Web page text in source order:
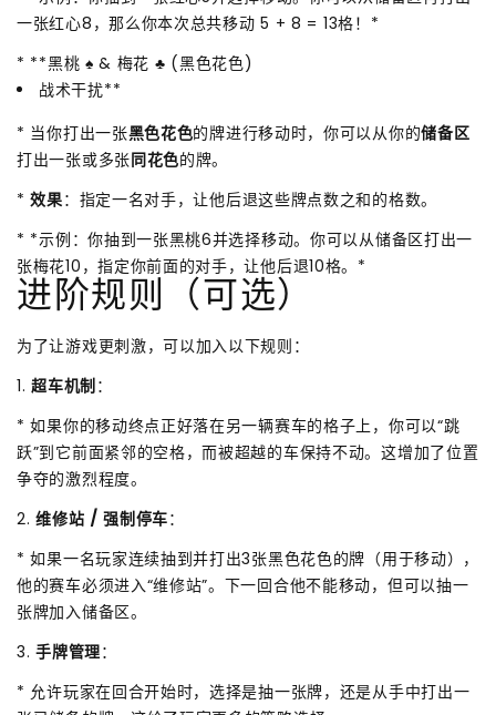
一张红心8，那么你本次总共移动 5 + 8 = 13格！*
* **黑桃 ♠️ & 梅花 ♣️ (黑色花色)
战术干扰**
* 当你打出一张黑色花色的牌进行移动时，你可以从你的储备区
打出一张或多张同花色的牌。
*效果：指定一名对手，让他后退这些牌点数之和的格数。
* *示例：你抽到一张黑桃6并选择移动。你可以从储备区打出一
张梅花10，指定你前面的对手，让他后退10格。*
进阶规则（可选）
为了让游戏更刺激，可以加入以下规则：
1.超车机制：
* 如果你的移动终点正好落在另一辆赛车的格子上，你可以“跳
跃”到它前面紧邻的空格，而被超越的车保持不动。这增加了位置
争夺的激烈程度。
2.维修站 / 强制停车：
* 如果一名玩家连续抽到并打出3张黑色花色的牌（用于移动），
他的赛车必须进入“维修站”。下一回合他不能移动，但可以抽一
张牌加入储备区。
3.手牌管理：
* 允许玩家在回合开始时，选择是抽一张牌，还是从手中打出一